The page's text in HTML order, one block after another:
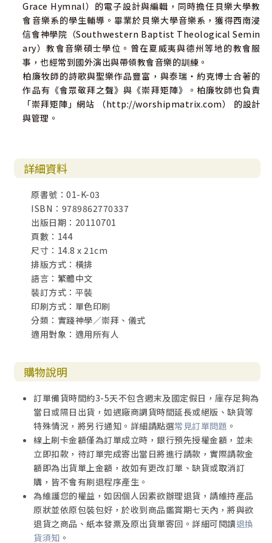
Grace Hymnal）的電子設計與編輯，同時擔任貝樂大學教
會音樂系的學生輔導。畢業於貝樂大學音樂系，獲得西南浸
信會神學院（Southwestern Baptist Theological Semin
ary）教會音樂碩士學位。曾在夏威夷與德州等地的教會服
事，也經常到國外演出與帶領教會音樂的訓練。
柏廉牧師的詩歌與聖樂作品豐富，與泰瑞‧約克博士合著的
作品有《會眾敬拜之聲》與《崇拜矩陣》。柏廉牧師也負責
「崇拜矩陣」網站 （http://worshipmatrix.com） 的設計
與管理。
詳細資料
原書號：01-K-03
ISBN：9789862770337
出版日期：20110701
頁數：144
尺寸：14.8 x 21cm
排版方式：橫排
語言：繁體中文
裝訂方式：平裝
印刷方式：單色印刷
分類：實踐神學／崇拜、儀式
適用對象：適用所有人
購物說明
訂單備貨時間約3-5天不包含週末及國定假日，庫存足夠為
當日或隔日出貨，如遇廠商調貨時間延長或絕版、缺貨等
特殊情況，將另行通知。詳細請點選常見訂單問題 。
線上刷卡金額僅為訂單成立時，銀行預先授權金額，並未
立即扣款，待訂單完成寄出當日將進行請款，實際請款金
額即為出貨單上金額，故如有更改訂單、缺貨或取消訂
購，皆不會有刷退程序產生。
為維護您的權益，如因個人因素欲辦理退貨，請維持產品
原狀並依原包裝包好，於收到商品鑑賞期七天內，將與欲
退貨之商品、紙本發票及原出貨單寄回。詳細可閱讀退換
貨須知 。